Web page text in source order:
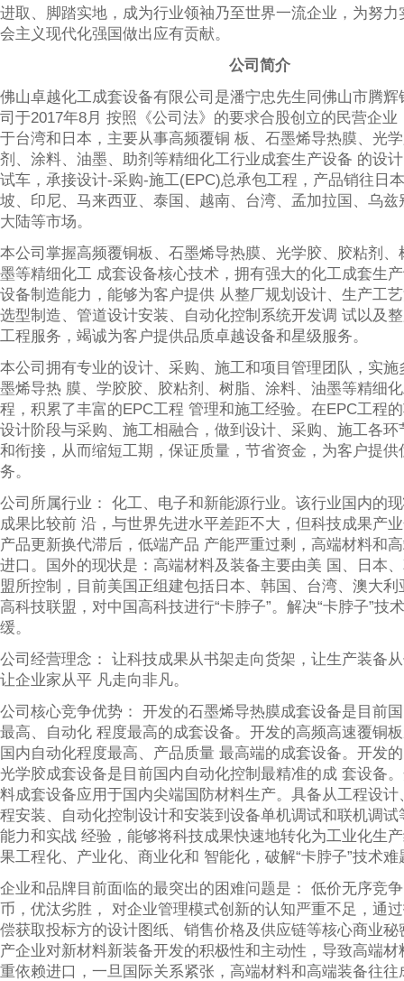
进取、脚踏实地，成为行业领袖乃至世界一流企业，为努
会主义现代化强国做出应有贡献。
公司简介
佛山卓越化工成套设备有限公司是潘宁忠先生同佛山市腾辉
司于2017年8月 按照《公司法》的要求合股创立的民营企业
于台湾和日本，主要从事高频覆铜 板、石墨烯导热膜、光
剂、涂料、油墨、助剂等精细化工行业成套生产设备 的设
试车，承接设计-采购-施工(EPC)总承包工程，产品销往日
坡、印尼、马来西亚、泰国、越南、台湾、孟加拉国、乌兹
大陆等市场。
本公司掌握高频覆铜板、石墨烯导热膜、光学胶、胶粘剂、
墨等精细化工 成套设备核心技术，拥有强大的化工成套生
设备制造能力，能够为客户提供 从整厂规划设计、生产工
选型制造、管道设计安装、自动化控制系统开发调 试以及
工程服务，竭诚为客户提供品质卓越设备和星级服务。
本公司拥有专业的设计、采购、施工和项目管理团队，实施
墨烯导热 膜、学胶胶、胶粘剂、树脂、涂料、油墨等精细
程，积累了丰富的EPC工程 管理和施工经验。在EPC工程
设计阶段与采购、施工相融合，做到设计、采购、施工各环
和衔接，从而缩短工期，保证质量，节省资金，为客户提
务。
公司所属行业： 化工、电子和新能源行业。该行业国内的
成果比较前 沿，与世界先进水平差距不大，但科技成果产
产品更新换代滞后，低端产品 产能严重过剩，高端材料和
进口。国外的现状是：高端材料及装备主要由美 国、日本
盟所控制，目前美国正组建包括日本、韩国、台湾、澳大
高科技联盟，对中国高科技进行“卡脖子”。解决“卡脖子”技
缓。
公司经营理念： 让科技成果从书架走向货架，让生产装备
让企业家从平 凡走向非凡。
公司核心竞争优势： 开发的石墨烯导热膜成套设备是目前
最高、自动化 程度最高的成套设备。开发的高频高速覆铜
国内自动化程度最高、产品质量 最高端的成套设备。开发
光学胶成套设备是目前国内自动化控制最精准的成 套设备
料成套设备应用于国内尖端国防材料生产。具备从工程设
程安装、自动化控制设计和安装到设备单机调试和联机调试
能力和实战 经验，能够将科技成果快速地转化为工业化生
果工程化、产业化、商业化和 智能化，破解“卡脖子”技术难
企业和品牌目前面临的最突出的困难问题是： 低价无序竞
币，优汰劣胜， 对企业管理模式创新的认知严重不足，通
偿获取投标方的设计图纸、销售价格及供应链等核心商业秘
产企业对新材料新装备开发的积极性和主动性，导致高端
重依赖进口，一旦国际关系紧张，高端材料和高端装备往往